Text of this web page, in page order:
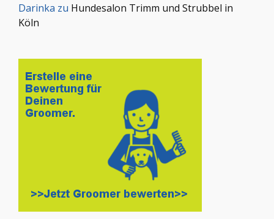
Darinka zu Hundesalon Trimm und Strubbel in
Köln